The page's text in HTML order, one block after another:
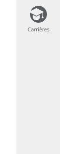
Carrières
Carrières